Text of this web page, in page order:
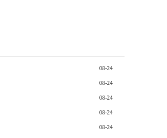
08-24
08-24
08-24
08-24
08-24